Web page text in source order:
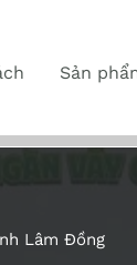
Sản
Lâm Đồng